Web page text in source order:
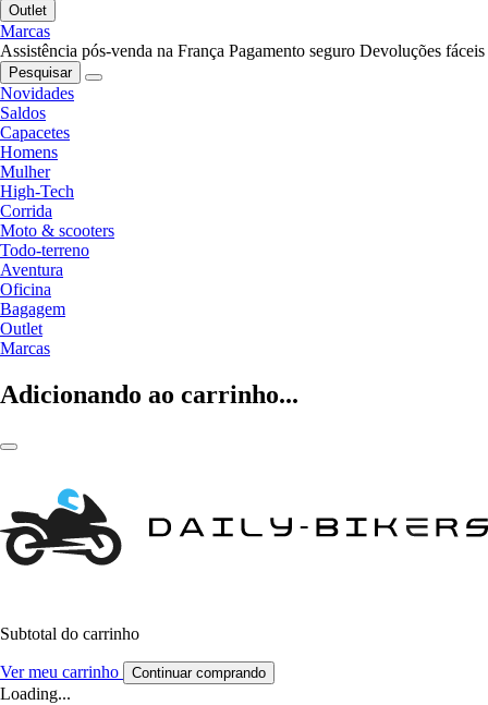
Outlet
Marcas
Assistência pós-venda na França Pagamento seguro Devoluções fáceis
Pesquisar
Novidades
Saldos
Capacetes
Homens
Mulher
High-Tech
Corrida
Moto & scooters
Todo-terreno
Aventura
Oficina
Bagagem
Outlet
Marcas
Adicionando ao carrinho...
Subtotal do carrinho
Ver meu carrinho Continuar comprando
Loading...